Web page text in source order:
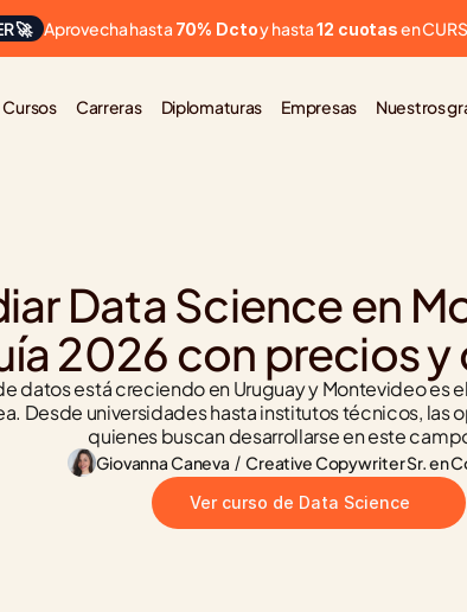
🚀 Aprovecha hasta 70% Dcto y hasta 12 cuotas en
Cursos Carreras Diplomaturas Empresas Nuestros
Data Science en
2026 con precios
datos está creciendo en Uruguay y Montevideo es
Desde universidades hasta institutos técnicos, las
quienes buscan desarrollarse en este
Giovanna Caneva / Creative Copywriter Sr. en
Ver curso de Data Science